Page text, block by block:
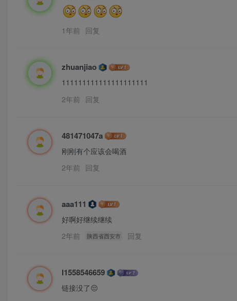
1年前 回复
zhuanjiao
111111111111111111111
2年前 回复
481471047a
刚刚有个应该会喝酒
2年前 回复
aaa111
好啊好继续继续
2年前
陕西省西安市 回复
l1558546659
链接没了😔